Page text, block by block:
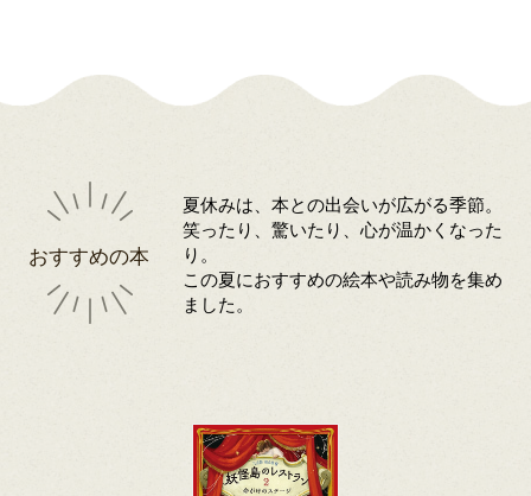
おすすめの本
夏休みは、本との出会いが広がる季節。
笑ったり、驚いたり、心が温かくなった
り。
この夏におすすめの絵本や読み物を集め
ました。